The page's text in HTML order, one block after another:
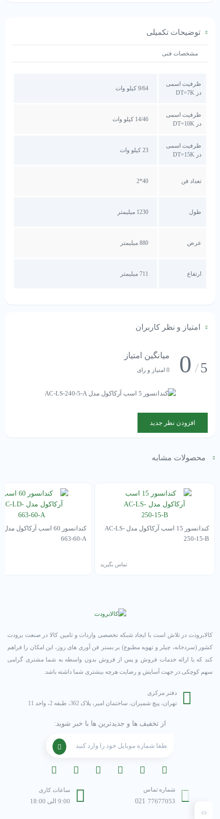
توضیحات تکمیلی
مشخصات فنی
ظرفیت اسمی
در DT=7K
9/64 کیلو وات
ظرفیت اسمی
در DT=10K
14/46 کیلو وات
ظرفیت اسمی
در DT=15K
23 کیلو وات
تعداد فن 40*2
طول 1230 میلیمتر
عرض 880 میلیمتر
ارتفاع 711 میلیمتر
امتیاز و نظر کاربران
5
/
0 میانگین امتیاز
0 امتیاز و رای
افزودن نظر جدید
محصولات مشابه
کندانسور 15 اسب آرکاکول مدل AC-LS-
250-15-B
تماس بگیرید
663-60-A
کالابرودت در تلاش است با ایجاد شبکه تخصصی واردات و تامین کالا در صنعت برودت
کشور (سردخانه، چیلر و تهویه مطبوع) بر بستر فن آوری های روز، این امکان را فراهم
کند که با ارائه خدمات فروش و پس از فروش بدون واسطه به شما مشتری گرامی
سهم کوچکی در جهت آسایش و رضایت هرچه بیشتری شما داشته باشد.
شماره تماس
021 77677053
ساعات کاری
9:00 الی 18:00
دفتر مرکزی
تهران، پیچ شمیران، ساختمان امیر، پلاک 362، طبقه 2، واحد 11
از تخفیف ها و جدیدترین ها با خبر شوید: